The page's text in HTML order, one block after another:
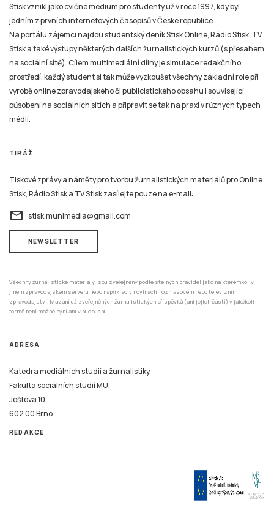
Stisk vznikl jako cvičné médium pro studenty už v roce 1997, kdy byl
jedním z prvních internetových časopisů v České republice.
Na portálu zájemci najdou studentský deník Stisk Online, Rádio Stisk, TV
Stisk a také výstupy některých dalších žurnalistických kurzů (s přesahem
na sociální sítě). Cílem multimediální dílny je simulace redakčního
prostředí, každý student si tak může vyzkoušet všechny základní role při
výrobě online zpravodajského či publicistického obsahu i související
působení na sociálních sítích a připravit se tak na praxi v různých typech
médií.
TIRÁŽ
Tiskové zprávy a náměty pro tvorbu žurnalistických materiálů pro Online
Stisk, Rádio Stisk a TV Stisk zasílejte pouze na e-mail:
email stisk.munimedia@gmail.com
NEWSLETTER
Všechny žurnalistické materiály jsou zveřejněny podle stejných pravidel jako na kterémkoliv
jiném zpravodajském serveru nebo například v novinách, rozhlasovém nebo televizním
zpravodajství. Mazání už zveřejněných žurnalistických příspěvků (ani jejich částí) v jakékoli
formě není možné nyní ani v budoucnu.
ADRESA
Katedra mediálních studií a žurnalistiky,
Fakulta sociálních studií MU,
Joštova 10,
602 00 Brno
REDAKCE